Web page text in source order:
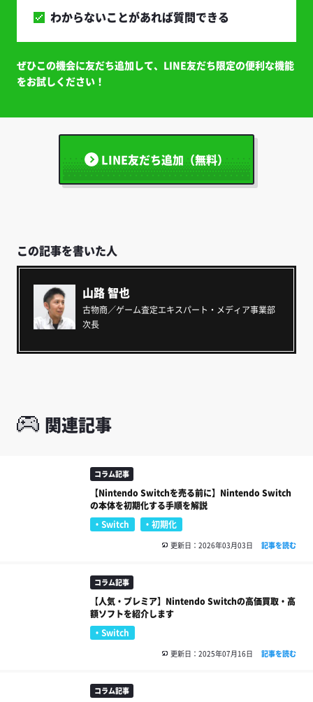
わからないことがあれば質問できる
ぜひこの機会に友だち追加して、LINE友だち限定の便利な機能
をお試しください！
LINE友だち追加（無料）
この記事を書いた人
山路 智也
古物商／ゲーム査定エキスパート・メディア事業部
次長
関連記事
コラム記事
【Nintendo Switchを売る前に】Nintendo Switch
の本体を初期化する手順を解説
Switch
初期化
更新日：2026年03月03日 記事を読む
コラム記事
【人気・プレミア】Nintendo Switchの高価買取・高
額ソフトを紹介します
Switch
更新日：2025年07月16日 記事を読む
コラム記事